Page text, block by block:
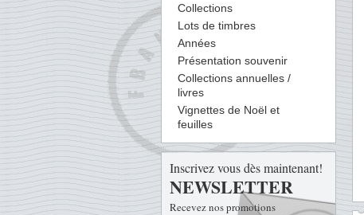
Collections
Lots de timbres
Années
Présentation souvenir
Collections annuelles /
livres
Vignettes de Noël et
feuilles
Inscrivez vous dès maintenant!
NEWSLETTER
Recevez nos promotions